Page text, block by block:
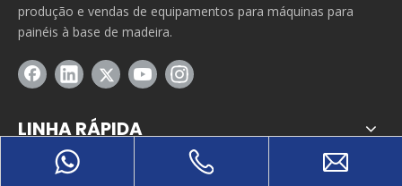
produção e vendas de equipamentos para máquinas para
painéis à base de madeira.
LINHA RÁPIDA
INFORMAÇÕES DE CONTATO